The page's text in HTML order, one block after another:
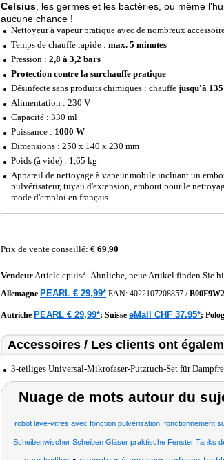
Celsius , les germes et les bactéries, ou même
aucune chance !
Nettoyeur à vapeur pratique avec de nombreux
Temps de chauffe rapide : max. 5 minutes
Pression : 2,8 à 3,2 bars
Protection contre la surchauffe pratique
Désinfecte sans produits chimiques : chauffe jusqu'à 135
Alimentation : 230 V
Capacité : 330 ml
Puissance : 1000 W
Dimensions : 250 x 140 x 230 mm
Poids (à vide) : 1,65 kg
Appareil de nettoyage à vapeur mobile incluant un
pulvérisateur, tuyau d'extension, embout pour le
mode d'emploi en français.
Prix de vente conseillé: € 69,90
VendeurArticle epuisé. Ähnliche, neue Artikel finden Sie
Allemagne PEARL € 29,99* EAN: 4022107208857 /
Autriche PEARL € 29,99*; Suisse eMall CHF 37.95*;
Accessoires / Les clients ont
3-teiliges Universal-Mikrofaser-Putztuch-Set für
Nuage de mots autour du
robot lave-vitres avec fonction pulvérisation, fonctionnement
Scheibenwischer Scheiben Gläser praktische Fenster Tanks